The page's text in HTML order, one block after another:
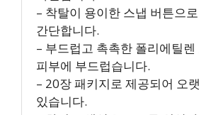
– 착탈이 용이한 스냅 버튼으
간단합니다.
– 부드럽고 촉촉한 폴리에틸
피부에 부드럽습니다.
– 20장 패키지로 제공되어 오
있습니다.